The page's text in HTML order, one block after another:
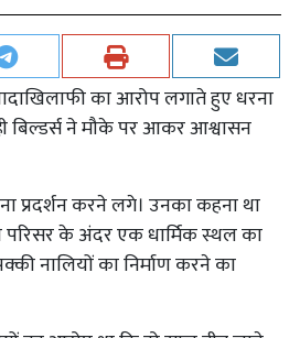
का आरोप लगाते हुए धरना
बिल्डर्स ने मौके पर आकर आश्वासन
प्रदर्शन करने लगे। उनका कहना था
परिसर के अंदर एक धार्मिक स्थल का
नालियों का निर्माण करने का